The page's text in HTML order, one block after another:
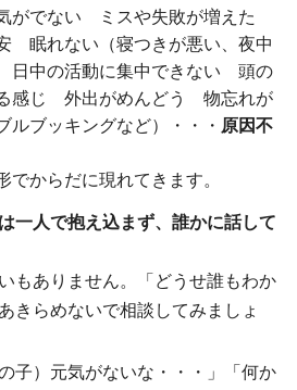
がでない ミスや失敗が増えた
眠れない（寝つきが悪い、夜中
日中の活動に集中できない 頭の
感じ 外出がめんどう 物忘れが
ルブッキングなど）・・・ 原因不
でからだに現れてきます。
一人で抱え込まず、誰かに話して
もありません。「どうせ誰もわか
きらめないで相談してみましょ
子）元気がないな・・・」「何か